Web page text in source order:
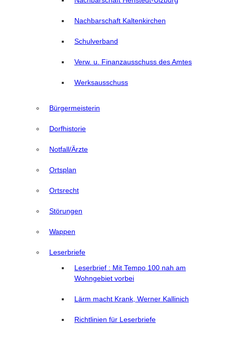
Nachbarschaft Kaltenkirchen
Schulverband
Verw. u. Finanzausschuss des Amtes
Werksausschuss
Bürgermeisterin
Dorfhistorie
Notfall/Ärzte
Ortsplan
Ortsrecht
Störungen
Wappen
Leserbriefe
Leserbrief : Mit Tempo 100 nah am
Wohngebiet vorbei
Lärm macht Krank, Werner Kallinich
Richtlinien für Leserbriefe